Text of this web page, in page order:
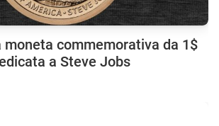
moneta commemorativa da 1$
a Steve Jobs